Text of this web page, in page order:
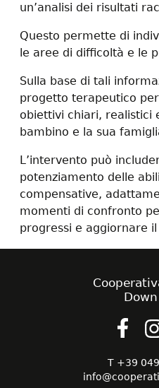
un’analisi dei risultati
Questo permette di
le aree di difficoltà e le
Sulla base di tali
progetto terapeutico
obiettivi chiari, realistici
bambino e la sua
L’intervento può
potenziamento delle
compensative,
momenti di confronto
progressi e aggiornare
T +39